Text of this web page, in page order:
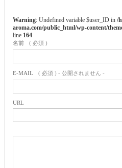
Warning : Undefined variable $user_ID in /
aroma.com/public_html/wp-content/
line 164
名前 ( 必須 )
E-MAIL ( 必須 ) - 公開されません -
URL